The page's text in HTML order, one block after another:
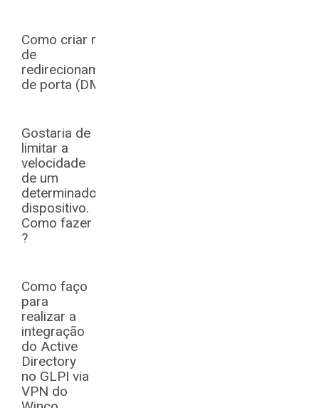
Como criar regra
de
redirecionamento
de porta (DMZ) ?
Gostaria de
limitar a
velocidade
de um
determinado
dispositivo.
Como fazer
?
Como faço
para
realizar a
integração
do Active
Directory
no GLPI via
VPN do